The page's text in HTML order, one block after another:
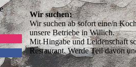
Wir suchen:
Wir suchen ab sofort eine/n
unsere Betriebe in Willich.
Mit Hingabe und Leidenschaft